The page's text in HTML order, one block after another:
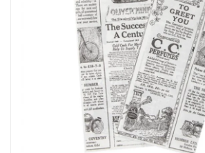
Alimentaire & jetable 
Équipement cuisine pro 
PROMOTION
Les nouveaux produits